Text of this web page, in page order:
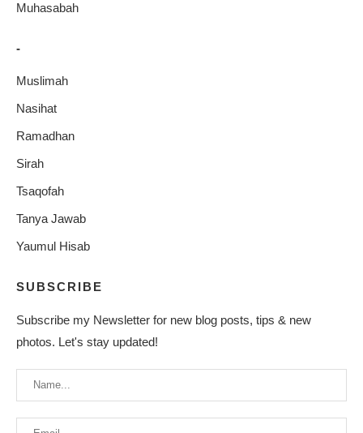
Muhasabah
-
Muslimah
Nasihat
Ramadhan
Sirah
Tsaqofah
Tanya Jawab
Yaumul Hisab
SUBSCRIBE
Subscribe my Newsletter for new blog posts, tips & new
photos. Let's stay updated!